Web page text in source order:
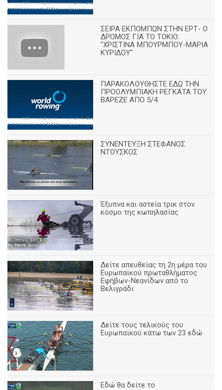
ΣΕΙΡΑ ΕΚΠΟΜΠΩΝ ΣΤΗΝ ΕΡΤ- Ο
ΔΡΟΜΟΣ ΓΙΑ ΤΟ ΤΟΚΙΟ:
"ΧΡΙΣΤΙΝΑ ΜΠΟΥΡΜΠΟΥ-ΜΑΡΙΑ
ΚΥΡΙΔΟΥ"
ΠΑΡΑΚΟΛΟΥΘΗΣΤΕ ΕΔΩ ΤΗΝ
ΠΡΟΟΛΥΜΠΙΑΚΗ ΡΕΓΚΑΤΑ ΤΟΥ
ΒΑΡΕΖΕ ΑΠΟ 5/4
ΣΥΝΕΝΤΕΥΞΗ ΣΤΕΦΑΝΟΣ
ΝΤΟΥΣΚΟΣ
Έξυπνα και αστεία τρικ στον
κόσμο της κωπηλασίας
Δείτε απευθείας τη 2η μέρα του
Ευρωπαϊκού πρωταθλήματος
Εφήβων-Νεανίδων από το
Βελιγράδι
Δείτε τους τελικούς του
Ευρωπαϊκού κάτω των 23 εδώ
Εδώ θα δείτε το